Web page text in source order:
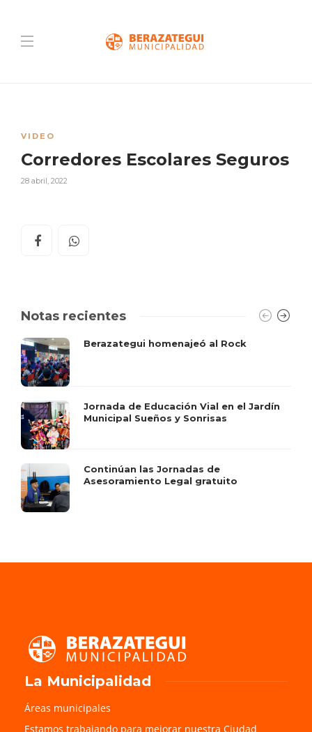
VIDEO
Corredores Escolares Seguros
28 abril, 2022
Notas recientes
Berazategui homenajeó al Rock
Jornada de Educación Vial en el Jardín
Municipal Sueños y Sonrisas
Continúan las Jornadas de
Asesoramiento Legal gratuito
La Municipalidad
Áreas municipales
Estamos trabajando para mejorar nuestra Ciudad